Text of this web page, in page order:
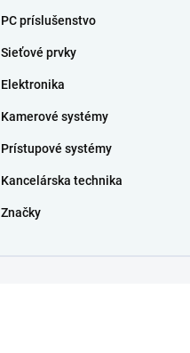
PC príslušenstvo
Sieťové prvky
Elektronika
Kamerové systémy
Prístupové systémy
Kancelárska technika
Značky